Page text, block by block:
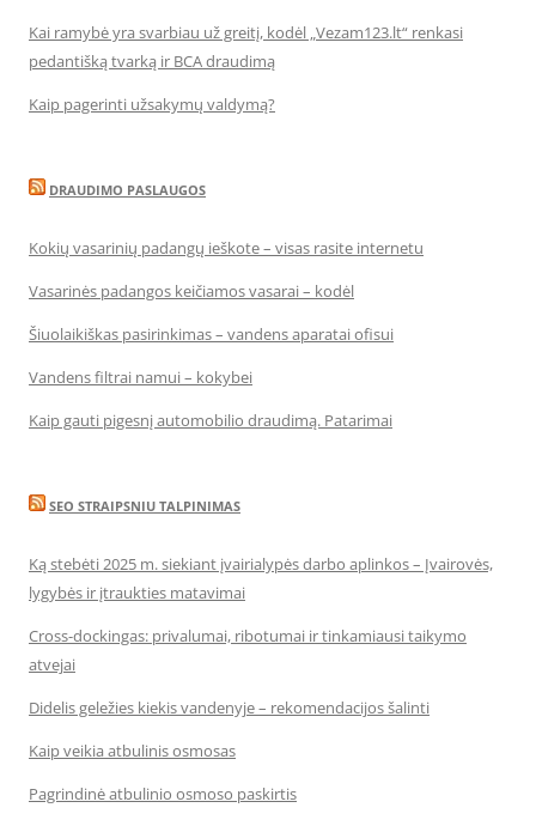
Kai ramybė yra svarbiau už greitį, kodėl „Vezam123.lt“ renkasi
pedantišką tvarką ir BCA draudimą
Kaip pagerinti užsakymų valdymą?
DRAUDIMO PASLAUGOS
Kokių vasarinių padangų ieškote – visas rasite internetu
Vasarinės padangos keičiamos vasarai – kodėl
Šiuolaikiškas pasirinkimas – vandens aparatai ofisui
Vandens filtrai namui – kokybei
Kaip gauti pigesnį automobilio draudimą. Patarimai
SEO STRAIPSNIU TALPINIMAS
Ką stebėti 2025 m. siekiant įvairialypės darbo aplinkos – Įvairovės,
lygybės ir įtraukties matavimai
Cross-dockingas: privalumai, ribotumai ir tinkamiausi taikymo
atvejai
Didelis geležies kiekis vandenyje – rekomendacijos šalinti
Kaip veikia atbulinis osmosas
Pagrindinė atbulinio osmoso paskirtis